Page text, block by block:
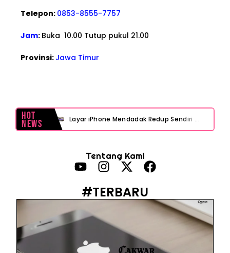
Telepon: 0853-8555-7757
Jam: Buka 10.00 Tutup pukul 21.00
Provinsi: Jawa Timur
Hot
News Layar iPhone Mendadak Redup Sendiri Padahal Auto-Brightness Mati? Ini Penyebab & Solusinya!
Prabowo Sebut ‘Londo Ireng’, Ray Rangkuti Desak DPR Bersikap, Ini Ulasan Politiknya
MAKI Soroti Penahanan Eks Jampidsus Febrie Adriansyah Tanpa Rompi Pink
Tentang Kami
#TERBARU